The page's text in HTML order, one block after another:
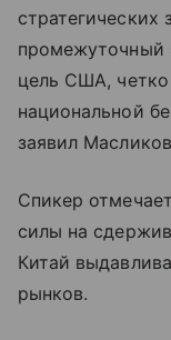
промежуточный
цель США, четко
национальной
заявил
Спикер
силы на
Китай
рынков.